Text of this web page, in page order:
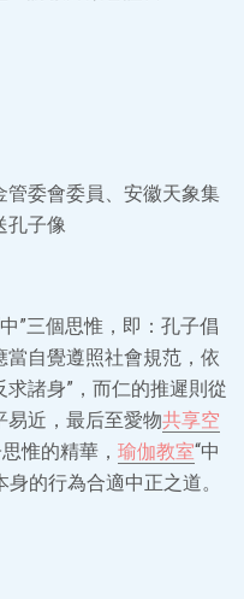
管委會委員、安徽天象集
孔子像
”三個思惟，即：孔子倡
自覺遵照社會規范，依
求諸身”，而仁的推遲則從
易近，最后至愛物共享空
惟的精華， 瑜伽教室“中
的行為合適中正之道。